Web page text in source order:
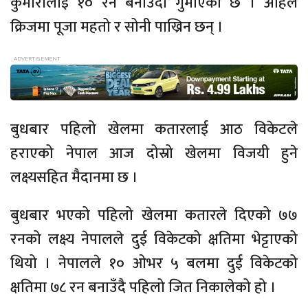
क्रिजमा पूजा महतो र सोनी पाख्रिन छन् ।
बुधबार पहिलो खेलमा कतारलाई आठ विकेटले
हराएको नेपाल आज दोस्रो खेलमा विजयी हुने
लक्ष्यसहित मैदानमा छ ।
बुधबार भएको पहिलो खेलमा कतारले दिएको ७७
रनको लक्ष्य नेपालले दुई विकेटको क्षतिमा भेट्टाएको
थियो । नेपालले १० ओभर ५ बलमा दुई विकेटको
क्षतिमा ७८ रन बनाउँदै पहिलो जित निकालेको हो ।